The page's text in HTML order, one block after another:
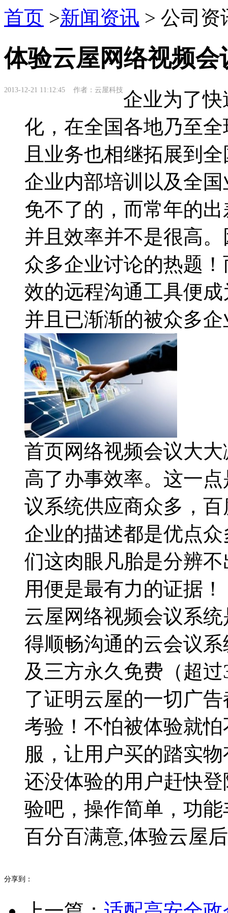
首页 >新闻资讯 > 公司资
体验云屋网络视频
2013-12-21 11:12:45 作者：云屋科技企业为了
化，在全国各地乃至
且业务也相继拓展到
企业内部培训以及全
免不了的，而常年的
并且效率并不是很高
众多企业讨论的热题！
效的远程沟通工具便
并且已渐渐的被众多
首页网络视频会议大
高了办事效率。这一
议系统供应商众多，
企业的描述都是优点
们这肉眼凡胎是分辨
用便是最有力的证据！
云屋网络视频会议系
得顺畅沟通的云会议
及三方永久免费（超
了证明云屋的一切广
考验！不怕被体验就
服，让用户买的踏实
还没体验的用户赶快登
验吧，操作简单，功
百分百满意,体验云屋
分享到：